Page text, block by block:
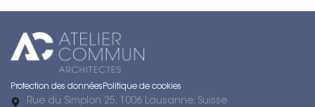
Protection des données Politique de cookies
Rue du Simplon 25, 1006 Lausanne, Suisse